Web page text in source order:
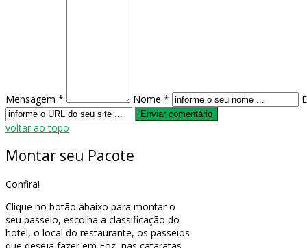
Mensagem * Nome *
voltar ao topo
Montar seu Pacote
Confira!
Clique no botão abaixo para montar o
seu passeio, escolha a classificação do
hotel, o local do restaurante, os passeios
que deseja fazer em Foz, nas cataratas